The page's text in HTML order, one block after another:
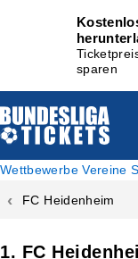
sparen
Wettbewerbe Vereine
1. FC
FC Heidenheim